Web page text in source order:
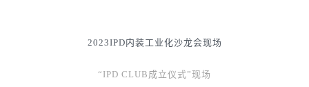
2023IPD内装工业化沙龙会现场
“IPD CLUB成立仪式”现场